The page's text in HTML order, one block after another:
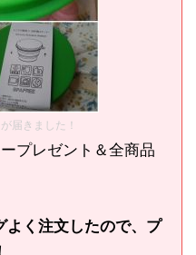
届きました！
プレゼント＆全商品
く注文したので、プ